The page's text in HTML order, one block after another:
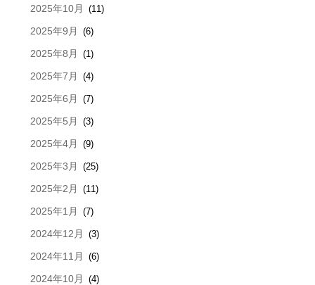
2025年10月 (11)
2025年9月 (6)
2025年8月 (1)
2025年7月 (4)
2025年6月 (7)
2025年5月 (3)
2025年4月 (9)
2025年3月 (25)
2025年2月 (11)
2025年1月 (7)
2024年12月 (3)
2024年11月 (6)
2024年10月 (4)